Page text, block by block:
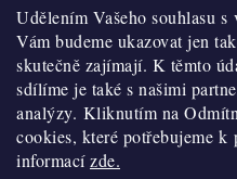
Udělením Vašeho souhlasu
Vám budeme ukazovat jen
skutečně zajímají. K těmto
sdílíme je také s našimi
analýzy. Kliknutím na
cookies, které potřebujeme k
informacízde.
Obchodní podmínky
Hodnocení obchodu
Blog
Moje objednávka
Historie
Kontakty
O nákupu
Reklamace a vratky
Výdejní místa